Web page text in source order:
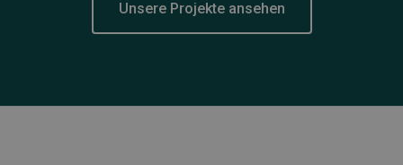
Unsere Projekte ansehen